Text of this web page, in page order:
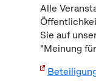
Alle
Sie auf
"Meinung